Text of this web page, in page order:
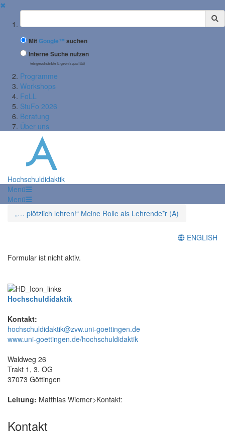
✖
Suchbegriff
MitGoogle™ suchen
Interne Suche nutzen
(eingeschränkte Ergebnisqualität)
Programme
Workshops
FoLL
StuFo 2026
Beratung
Über uns
Hochschuldidaktik
Menü
Menü
„… plötzlich lehren!“ Meine Rolle als Lehrende*r (A)
ENGLISH
Formular ist nicht aktiv.
Hochschuldidaktik
Kontakt:
hochschuldidaktik@zvw.uni-goettingen.de
www.uni-goettingen.de/hochschuldidaktik
Waldweg 26
Trakt 1, 3. OG
37073 Göttingen
Leitung: Matthias Wiemer>Kontakt:
Kontakt